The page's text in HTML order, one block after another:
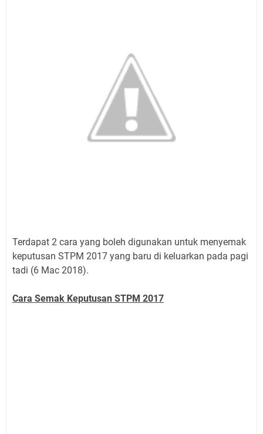
Terdapat 2 cara yang boleh digunakan untuk menyemak
keputusan STPM 2017 yang baru di keluarkan pada pagi
tadi (6 Mac 2018).
Cara Semak Keputusan STPM 2017